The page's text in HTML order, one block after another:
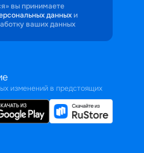
вы принимаете
данных и
ваших данных
изменений в предстоящих